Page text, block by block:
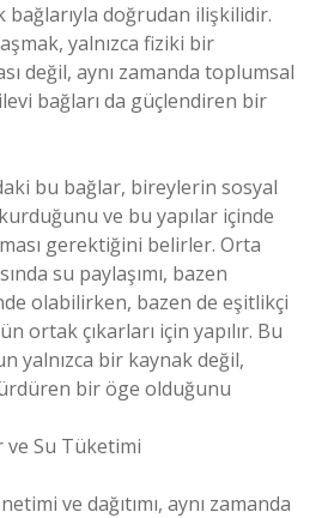
bağlarıyla doğrudan ilişkilidir.
yalnızca fiziki bir
değil, aynı zamanda toplumsal
bağları da güçlendiren bir
bu bağlar, bireylerin sosyal
ve bu yapılar içinde
gerektiğini belirler. Orta
su paylaşımı, bazen
olabilirken, bazen de eşitlikçi
ortak çıkarları için yapılır. Bu
yalnızca bir kaynak değil,
bir öge olduğunu
ve Su Tüketimi
ve dağıtımı, aynı zamanda